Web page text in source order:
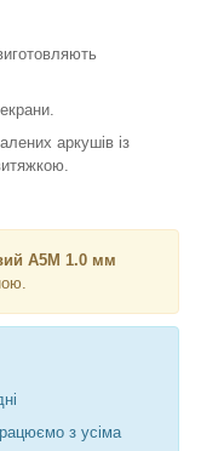
аркушів із
А5М 1.0 мм
з усіма